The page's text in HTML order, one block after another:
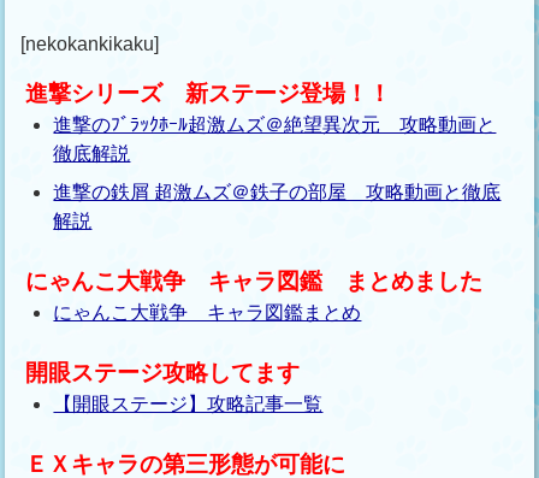
[nekokankikaku]
進撃シリーズ 新ステージ登場！！
進撃のﾌﾞﾗｯｸﾎｰﾙ超激ムズ＠絶望異次元 攻略動画と
徹底解説
進撃の鉄屑 超激ムズ＠鉄子の部屋 攻略動画と徹底
解説
にゃんこ大戦争 キャラ図鑑 まとめました
にゃんこ大戦争 キャラ図鑑まとめ
開眼ステージ攻略してます
【開眼ステージ】攻略記事一覧
ＥＸキャラの第三形態が可能に